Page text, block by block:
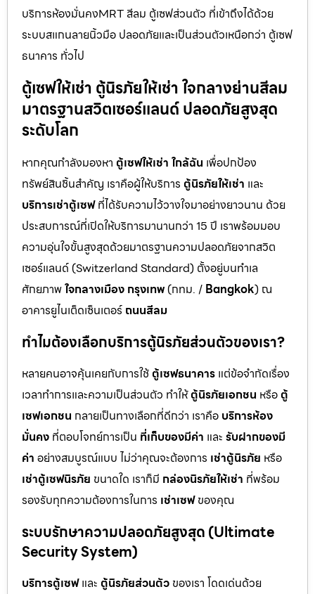
บริการห้องมั่นคงMRT สีลม ตู้เซฟส่วนตัว ที่เข้าถึงได้ด้วย
ระบบสแกนลายนิ้วมือ ปลอดภัยและเป็นส่วนตัวเหนือกว่า ตู้เซฟ
ธนาคาร ทั่วไป
ตู้เซฟให้เช่า ตู้นิรภัยให้เช่า ใจกลางย่านสีลม
มาตรฐานสวิตเซอร์แลนด์ ปลอดภัยสูงสุด
ระดับโลก
หากคุณกำลังมองหา ตู้เซฟให้เช่า ใกล้ฉัน เพื่อปกป้อง
ทรัพย์สินชิ้นสำคัญ เราคือผู้ให้บริการ ตู้นิรภัยให้เช่า และ
บริการเช่าตู้เซฟที่ได้รับความไว้วางใจมาอย่างยาวนาน ด้วย
ประสบการณ์ที่เปิดให้บริการมานานกว่า 15 ปี เราพร้อมมอบ
ความอุ่นใจขั้นสูงสุดด้วยมาตรฐานความปลอดภัยจากสวิต
เซอร์แลนด์ (Switzerland Standard) ตั้งอยู่บนทำเล
ศักยภาพใจกลางเมือง กรุงเทพ(กทม. / Bangkok) ณ
อาคารยูไนเต็ดเซ็นเตอร์ ถนนสีลม
ทำไมต้องเลือกบริการตู้นิรภัยส่วนตัวของเรา?
หลายคนอาจคุ้นเคยกับการใช้ ตู้เซฟธนาคาร แต่ข้อจำกัดเรื่อง
เวลาทำการและความเป็นส่วนตัว ทำให้ตู้นิรภัยเอกชน หรือ ตู้
เซฟเอกชน กลายเป็นทางเลือกที่ดีกว่า เราคือ บริการห้อง
มั่นคง ที่ตอบโจทย์การเป็น ที่เก็บของมีค่า และ รับฝากของมี
ค่า อย่างสมบูรณ์แบบ ไม่ว่าคุณจะต้องการ เช่าตู้นิรภัย หรือ
เช่าตู้เซฟนิรภัย ขนาดใด เราก็มี กล่องนิรภัยให้เช่า ที่พร้อม
รองรับทุกความต้องการในการ เช่าเซฟของคุณ
ระบบรักษาความปลอดภัยสูงสุด (Ultimate
Security System)
บริการตู้เซฟและ ตู้นิรภัยส่วนตัว ของเรา โดดเด่นด้วย